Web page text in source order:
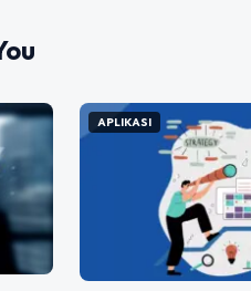
APLIKASI